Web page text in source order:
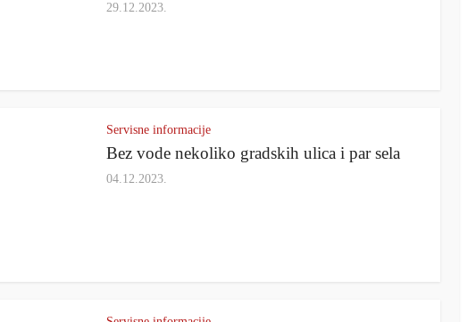
29.12.2023.
Servisne informacije
Bez vode nekoliko gradskih ulica i par sela
04.12.2023.